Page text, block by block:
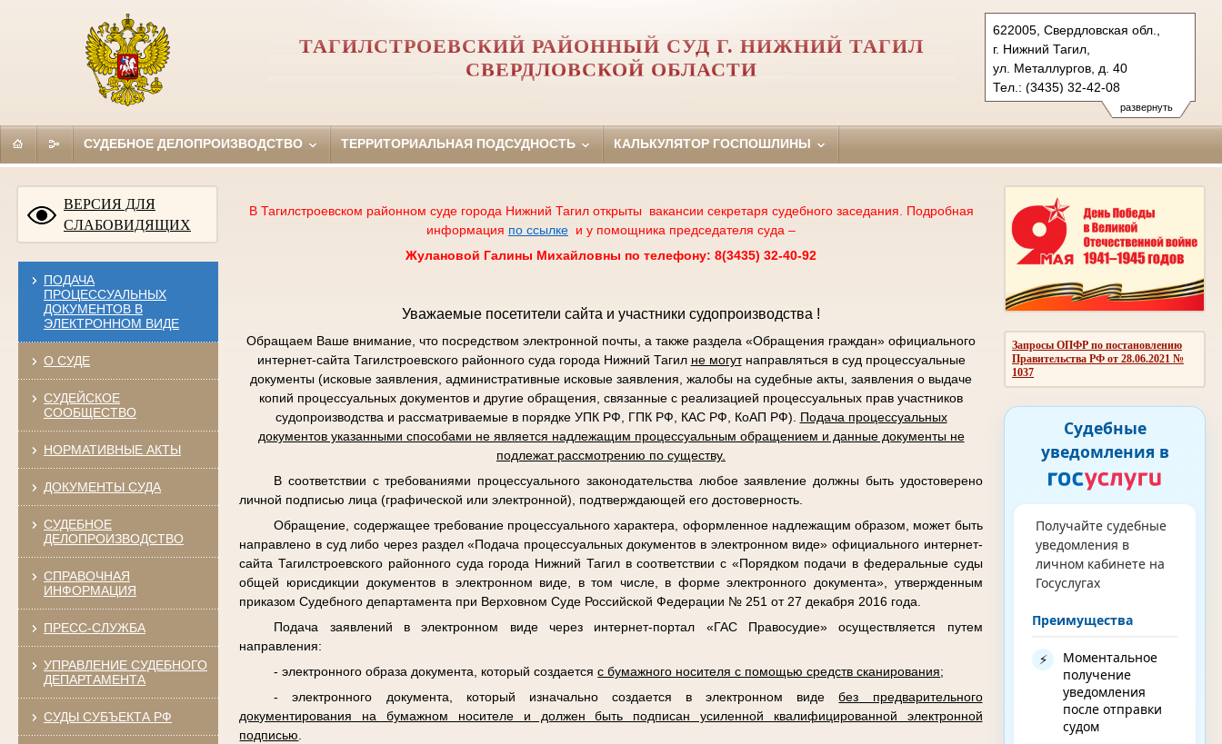
развернуть
622005, Свердловская обл.,
г. Нижний Тагил,
ул. Металлургов, д. 40
Тел.: (3435) 32-42-08
tagilstroevsky.svd@sudrf.ru
ТАГИЛСТРОЕВСКИЙ РАЙОННЫЙ СУД Г. НИЖНИЙ ТАГИЛ
СВЕРДЛОВСКОЙ ОБЛАСТИ
СУДЕБНОЕ ДЕЛОПРОИЗВОДСТВО ТЕРРИТОРИАЛЬНАЯ ПОДСУДНОСТЬ КАЛЬКУЛЯТОР ГОСПОШЛИНЫ
ВЕРСИЯ ДЛЯ
СЛАБОВИДЯЩИХ
ПОДАЧА
ПРОЦЕССУАЛЬНЫХ
ДОКУМЕНТОВ В
ЭЛЕКТРОННОМ ВИДЕ
О СУДЕ
СУДЕЙСКОЕ
СООБЩЕСТВО
НОРМАТИВНЫЕ АКТЫ
ДОКУМЕНТЫ СУДА
СУДЕБНОЕ
ДЕЛОПРОИЗВОДСТВО
СПРАВОЧНАЯ
ИНФОРМАЦИЯ
ПРЕСС-СЛУЖБА
УПРАВЛЕНИЕ СУДЕБНОГО
ДЕПАРТАМЕНТА
СУДЫ СУБЪЕКТА РФ
Запросы ОПФР по постановлению
Правительства РФ от 28.06.2021 №
1037
Судебные
уведомления в
Получайте судебные
уведомления в
личном кабинете на
Госуслугах
Преимущества
⚡
Моментальное
получение
уведомления
после отправки
судом
В Тагилстроевском районном суде города Нижний Тагил открыты вакансии секретаря судебного заседания. Подробная
информация по ссылке и у помощника председателя суда –
Жулановой Галины Михайловны по телефону: 8(3435) 32-40-92
Уважаемые посетители сайта и участники судопроизводства !
Обращаем Ваше внимание, что посредством электронной почты, а также раздела «Обращения граждан» официального
интернет-сайта Тагилстроевского районного суда города Нижний Тагил не могутнаправляться в суд процессуальные
документы (исковые заявления, административные исковые заявления, жалобы на судебные акты, заявления о выдаче
копий процессуальных документов и другие обращения, связанные с реализацией процессуальных прав участников
судопроизводства и рассматриваемые в порядке УПК РФ, ГПК РФ, КАС РФ, КоАП РФ). Подача процессуальных
документов указанными способами не является надлежащим процессуальным обращением и данные документы не
подлежат рассмотрению по существу.
В соответствии с требованиями процессуального законодательства любое заявление должны быть удостоверено
личной подписью лица (графической или электронной), подтверждающей его достоверность.
Обращение, содержащее требование процессуального характера, оформленное надлежащим образом, может быть
направлено в суд либо через раздел «Подача процессуальных документов в электронном виде» официального интернет-
сайта Тагилстроевского районного суда города Нижний Тагил в соответствии с «Порядком подачи в федеральные суды
общей юрисдикции документов в электронном виде, в том числе, в форме электронного документа», утвержденным
приказом Судебного департамента при Верховном Суде Российской Федерации № 251 от 27 декабря 2016 года.
Подача заявлений в электронном виде через интернет-портал «ГАС Правосудие» осуществляется путем
направления:
- электронного образа документа, который создаетсяс бумажного носителя с помощью средств сканирования;
- электронного документа, который изначально создается в электронном видебез предварительного
документирования на бумажном носителе и должен быть подписан усиленной квалифицированной электронной
подписью.